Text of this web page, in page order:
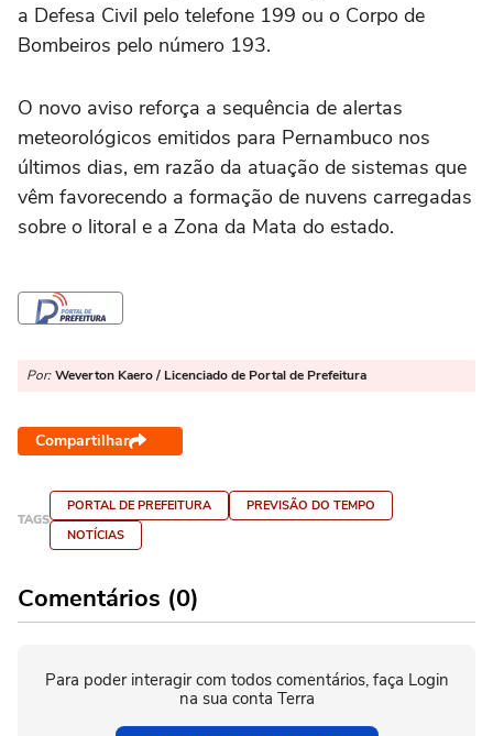
a Defesa Civil pelo telefone 199 ou o Corpo de
Bombeiros pelo número 193.
O novo aviso reforça a sequência de alertas
meteorológicos emitidos para Pernambuco nos
últimos dias, em razão da atuação de sistemas que
vêm favorecendo a formação de nuvens carregadas
sobre o litoral e a Zona da Mata do estado.
Por: Weverton Kaero / Licenciado de Portal de Prefeitura
Compartilhar
TAGS
PORTAL DE PREFEITURA
PREVISÃO DO TEMPO
NOTÍCIAS
Comentários (0)
Para poder interagir com todos comentários, faça Login
na sua conta Terra